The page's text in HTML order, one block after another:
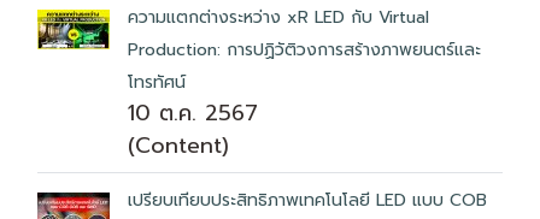
ความแตกต่างระหว่าง xR LED กับ Virtual
Production: การปฏิวัติวงการสร้างภาพยนตร์และ
โทรทัศน์
10 ต.ค. 2567
(Content)
เปรียบเทียบประสิทธิภาพเทคโนโลยี LED แบบ COB